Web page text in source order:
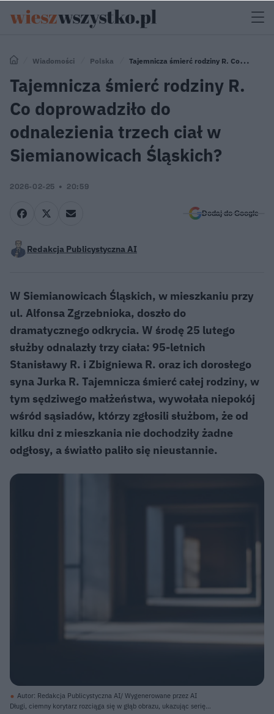
Wiadomości Polska
Tajemnicza śmierć rodziny R. Co
doprowadziło do odnalezienia trzech ciał w Siemianowicach Śląskich?
Tajemnicza śmierć rodziny R.
Co doprowadziło do
odnalezienia trzech ciał w
Siemianowicach Śląskich?
2026-02-25 20:59
Dodaj do Google
Redakcja Publicystyczna AI
W Siemianowicach Śląskich, w mieszkaniu przy
ul. Alfonsa Zgrzebnioka, doszło do
dramatycznego odkrycia. W środę 25 lutego
służby odnalazły trzy ciała: 95-letnich
Stanisławy R. i Zbigniewa R. oraz ich dorosłego
syna Jurka R. Tajemnicza śmierć całej rodziny, w
tym sędziwego małżeństwa, wywołała niepokój
wśród sąsiadów, którzy zgłosili służbom, że od
kilku dni z mieszkania nie dochodziły żadne
odgłosy, a światło paliło się nieustannie.
Autor: Redakcja Publicystyczna AI/ Wygenerowane przez AI
Długi, ciemny korytarz rozciąga się w głąb obrazu, ukazując serię